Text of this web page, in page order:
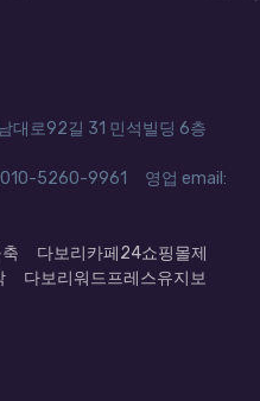
대로92길 31 민석빌딩 6층
5260-9961 영업 email:
다보리카페24쇼핑몰제
다보리워드프레스유지보